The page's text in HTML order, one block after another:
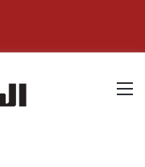
القائمة